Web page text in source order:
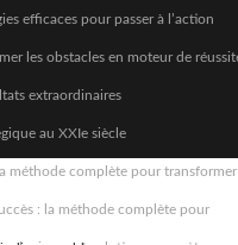
efficaces pour passer à l’action
les obstacles en moteur de
extraordinaires
au XXIe siècle